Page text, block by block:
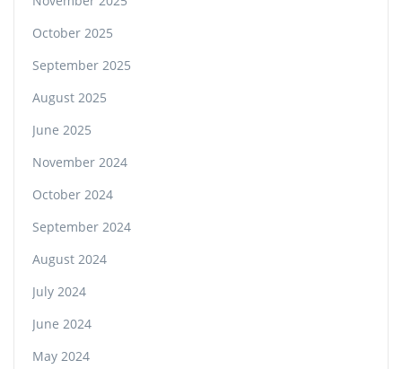
October 2025
September 2025
August 2025
June 2025
November 2024
October 2024
September 2024
August 2024
July 2024
June 2024
May 2024